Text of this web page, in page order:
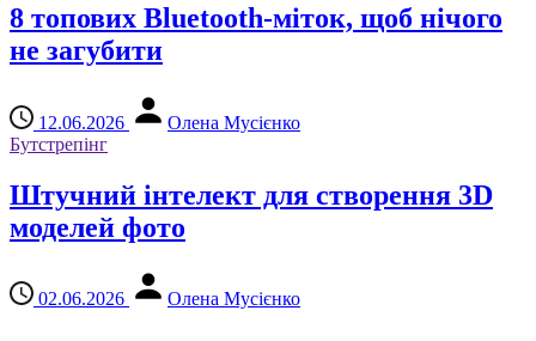
8 топових Bluetooth-міток, щоб нічого
не загубити
12.06.2026
Олена Мусієнко
Бутстрепінг
Штучний інтелект для створення 3D
моделей фото
02.06.2026 Олена Мусієнко